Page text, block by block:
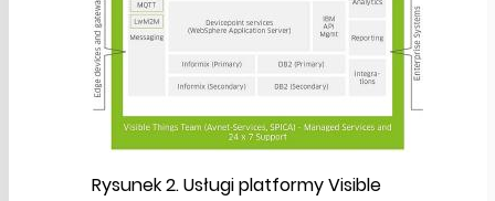
Rysunek 2. Usługi platformy Visible